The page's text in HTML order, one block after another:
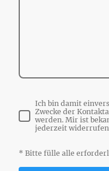
Ich bin damit
Zwecke der
werden. Mir ist
jederzeit
* Bitte fülle alle